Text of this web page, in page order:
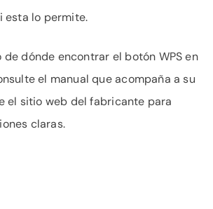
esta lo permite.
de dónde encontrar el botón WPS en
el manual que acompaña a su
el sitio web del fabricante para
claras.